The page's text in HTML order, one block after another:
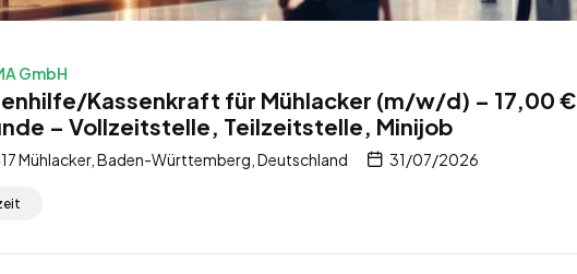
GmbH
Kassenkraft für Mühlacker (m/w/d) – 17,00 €
– Vollzeitstelle, Teilzeitstelle, Minijob
Mühlacker, Baden-Württemberg, Deutschland 31/07/2026